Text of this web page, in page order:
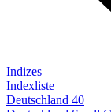
Indizes
Indexliste
Deutschland 40